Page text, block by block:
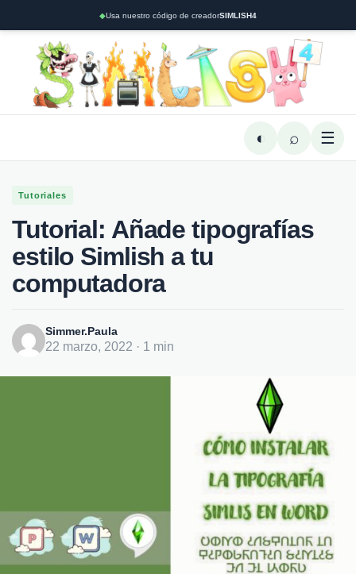
◆Usa nuestro código de creadorSIMLISH4
◐ ⌕ ☰
Tutoriales
Tutorial: Añade tipografías
estilo Simlish a tu
computadora
Simmer.Paula
22 marzo, 2022 · 1 min